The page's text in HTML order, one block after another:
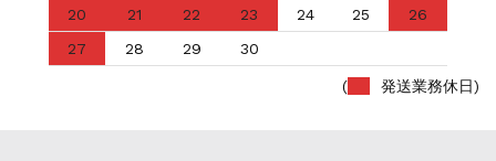
20
21 22 23 24 25
26
27
28 29 30
( 発送業務休日)